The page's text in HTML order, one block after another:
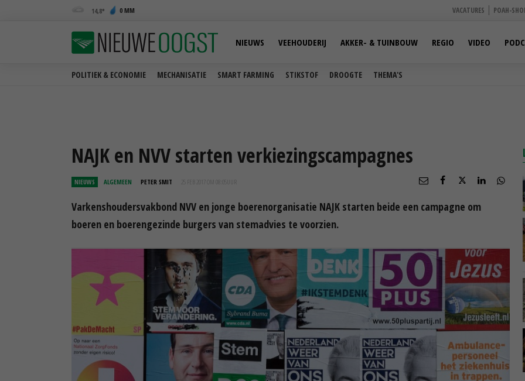
14,8 0 MM VACATURES POAH-
POLITIEK & ECONOMIE MECHANISATIE SMART FARMING STIKSTOF DROOGTE THEMA'S
NIEUWS VEEHOUDERIJ AKKER- & TUINBOUW REGIO VIDEO
NAJK en NVV starten verkiezingscampagnes
NIEUWS ALGEMEEN PETER SMIT 25 FEB 2017 OM 08:05
Varkenshoudersvakbond NVV en jonge boerenorganisatie NAJK starten beide een campagne om
boeren en boerengezinde burgers van stemadvies te voorzien.